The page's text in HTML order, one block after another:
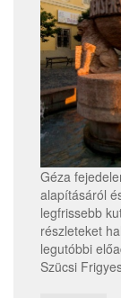
Géza
alapításáról
legfrissebb
részleteket
legutóbbi
Szücsi